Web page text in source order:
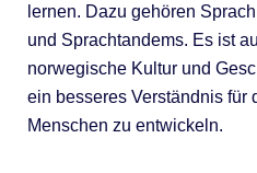
lernen. Dazu gehören
und Sprachtandems. Es ist
norwegische Kultur und
ein besseres Verständnis für
Menschen zu entwickeln.